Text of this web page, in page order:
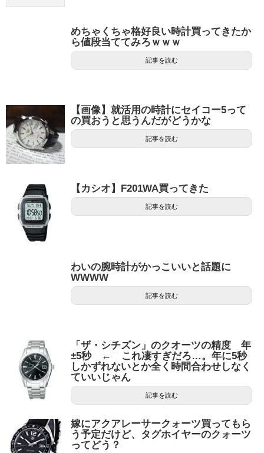
めちゃくちゃ格好良い時計買ってきたか
ら値段当ててみろｗｗｗ
記事を読む
【画像】就活用の時計にセイコー5って
の買おうと思うんだがどうかな
記事を読む
【カシオ】F201WA買ってきた
記事を読む
わいの腕時計がかっこいいと話題に
WWWW
記事を読む
「ザ・シチズン」のクオーツの精度 年
±5秒 ← これ凄すぎだろ…。年に5秒
しかずれないとか全く時間合わせしなく
ていいじゃん
記事を読む
嫁にアクアレーサークォーツ買ってもら
う予定だけど、タグホイヤーのクォーツ
ってどう？